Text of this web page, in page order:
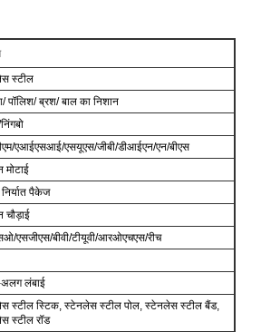
स्टील
पॉलिश/ ब्रश/ बाल का निशान
एआईएसआई/एसयूएस/जीबी/डीआईएन/एन/बीएस
मोटाई
पैकेज
चौड़ाई
एसजीएस/बीवी/टीयूवी/आरओएचएस/रीच
लंबाई
स्टील स्टिक, स्टेनलेस स्टील पोल, स्टेनलेस स्टील बैंड,
स्टील रॉड